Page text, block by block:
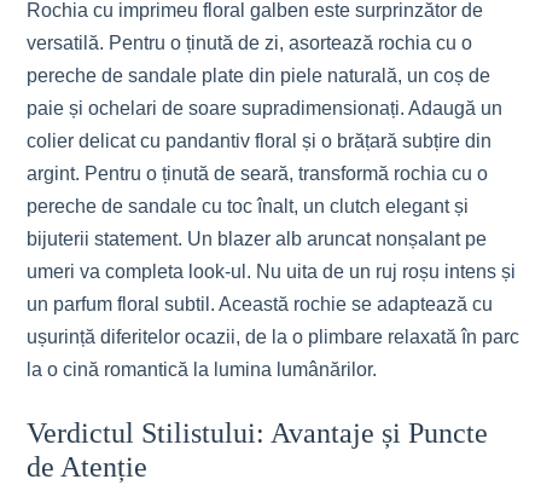
Rochia cu imprimeu floral galben este surprinzător de
versatilă. Pentru o ținută de zi, asortează rochia cu o
pereche de sandale plate din piele naturală, un coș de
paie și ochelari de soare supradimensionați. Adaugă un
colier delicat cu pandantiv floral și o brățară subțire din
argint. Pentru o ținută de seară, transformă rochia cu o
pereche de sandale cu toc înalt, un clutch elegant și
bijuterii statement. Un blazer alb aruncat nonșalant pe
umeri va completa look-ul. Nu uita de un ruj roșu intens și
un parfum floral subtil. Această rochie se adaptează cu
ușurință diferitelor ocazii, de la o plimbare relaxată în parc
la o cină romantică la lumina lumânărilor.
Verdictul Stilistului: Avantaje și Puncte
de Atenție